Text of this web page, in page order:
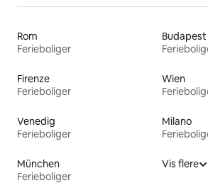
Rom
Ferieboliger
Budapest
Firenze
Ferieboliger
Wien
Venedig
Ferieboliger
Milano
München
Ferieboliger
Vis flere